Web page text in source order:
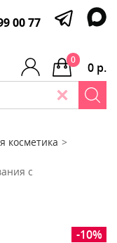
00 77
0 р.
0
косметика
с
-10%